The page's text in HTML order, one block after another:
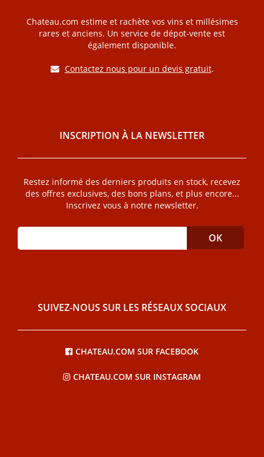
Chateau.com estime et rachète vos vins et millésimes
rares et anciens. Un service de dépot-vente est
également disponible.
Contactez nous pour un devis gratuit.
INSCRIPTION À LA NEWSLETTER
Restez informé des derniers produits en stock, recevez
des offres exclusives, des bons plans, et plus encore...
Inscrivez vous à notre newsletter.
SUIVEZ-NOUS SUR LES RÉSEAUX SOCIAUX
CHATEAU.COM SUR FACEBOOK
CHATEAU.COM SUR INSTAGRAM